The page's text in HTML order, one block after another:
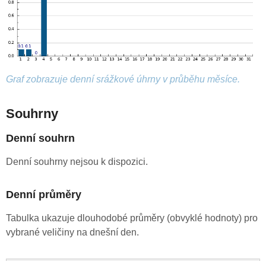
Graf zobrazuje denní srážkové úhrny v průběhu měsíce.
Souhrny
Denní souhrn
Denní souhrny nejsou k dispozici.
Denní průměry
Tabulka ukazuje dlouhodobé průměry (obvyklé hodnoty) pro
vybrané veličiny na dnešní den.